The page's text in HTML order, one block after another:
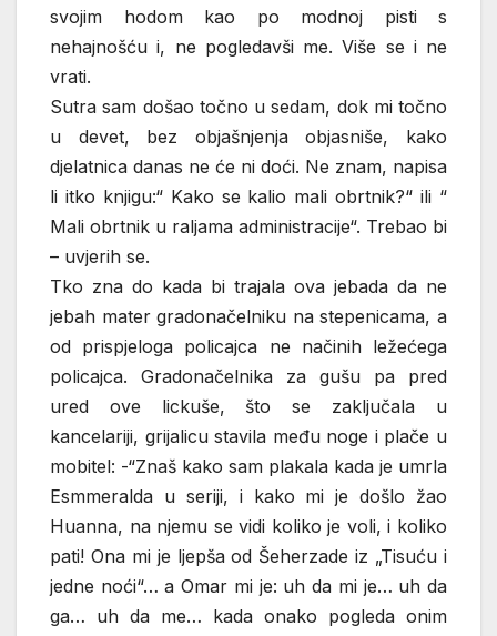
svojim hodom kao po modnoj pisti s
nehajnošću i, ne pogledavši me. Više se i ne
vrati.
Sutra sam došao točno u sedam, dok mi točno
u devet, bez objašnjenja objasniše, kako
djelatnica danas ne će ni doći. Ne znam, napisa
li itko knjigu:“ Kako se kalio mali obrtnik?“ ili “
Mali obrtnik u raljama administracije“. Trebao bi
– uvjerih se.
Tko zna do kada bi trajala ova jebada da ne
jebah mater gradonačelniku na stepenicama, a
od prispjeloga policajca ne načinih ležećega
policajca. Gradonačelnika za gušu pa pred
ured ove lickuše, što se zaključala u
kancelariji, grijalicu stavila među noge i plače u
mobitel: -“Znaš kako sam plakala kada je umrla
Esmmeralda u seriji, i kako mi je došlo žao
Huanna, na njemu se vidi koliko je voli, i koliko
pati! Ona mi je ljepša od Šeherzade iz „Tisuću i
jedne noći“… a Omar mi je: uh da mi je… uh da
ga… uh da me… kada onako pogleda onim